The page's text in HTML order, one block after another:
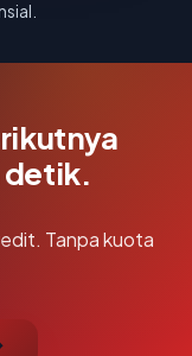
detik.
Tanpa kuota